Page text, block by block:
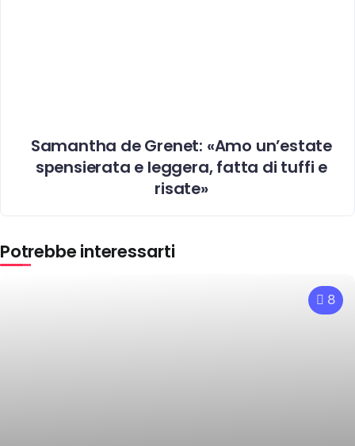
Samantha de Grenet: «Amo un’estate
spensierata e leggera, fatta di tuffi e
risate»
Potrebbe interessarti
8